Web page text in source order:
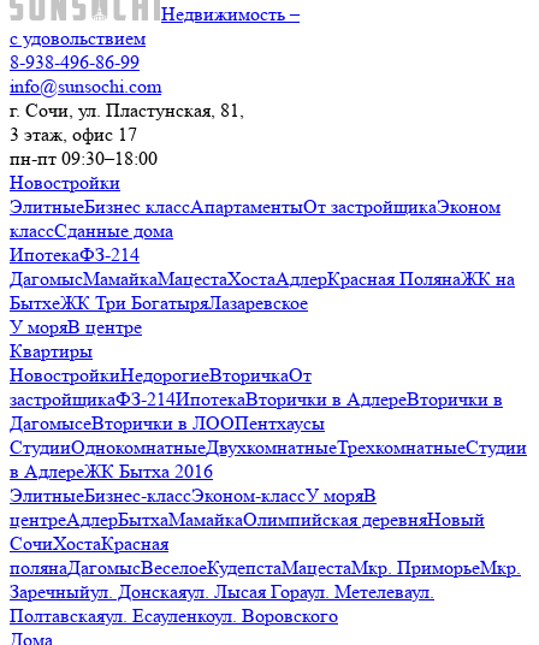
Недвижимость –
с удовольствием
8-938-496-86-99
info@sunsochi.com
г. Сочи, ул. Пластунская, 81,
3 этаж, офис 17
пн-пт 09:30–18:00
Новостройки
ЭлитныеБизнес классАпартаментыОт застройщикаЭконом
классСданные дома
ИпотекаФЗ-214
ДагомысМамайкаМацестаХостаАдлерКрасная ПолянаЖК на
БытхеЖК Три БогатыряЛазаревское
У моряВ центре
Квартиры
НовостройкиНедорогиеВторичкаОт
застройщикаФЗ-214ИпотекаВторички в АдлереВторички в
ДагомысеВторички в ЛООПентхаусы
СтудииОднокомнатныеДвухкомнатныеТрехкомнатныеСтудии
в АдлереЖК Бытха 2016
ЭлитныеБизнес-классЭконом-классУ моряВ
центреАдлерБытхаМамайкаОлимпийская деревняНовый
СочиХостаКрасная
полянаДагомысВеселоеКудепстаМацестаМкр. ПриморьеМкр.
Заречныйул. Донскаяул. Лысая Гораул. Метелеваул.
Полтавскаяул. Есауленкоул. Воровского
Дома